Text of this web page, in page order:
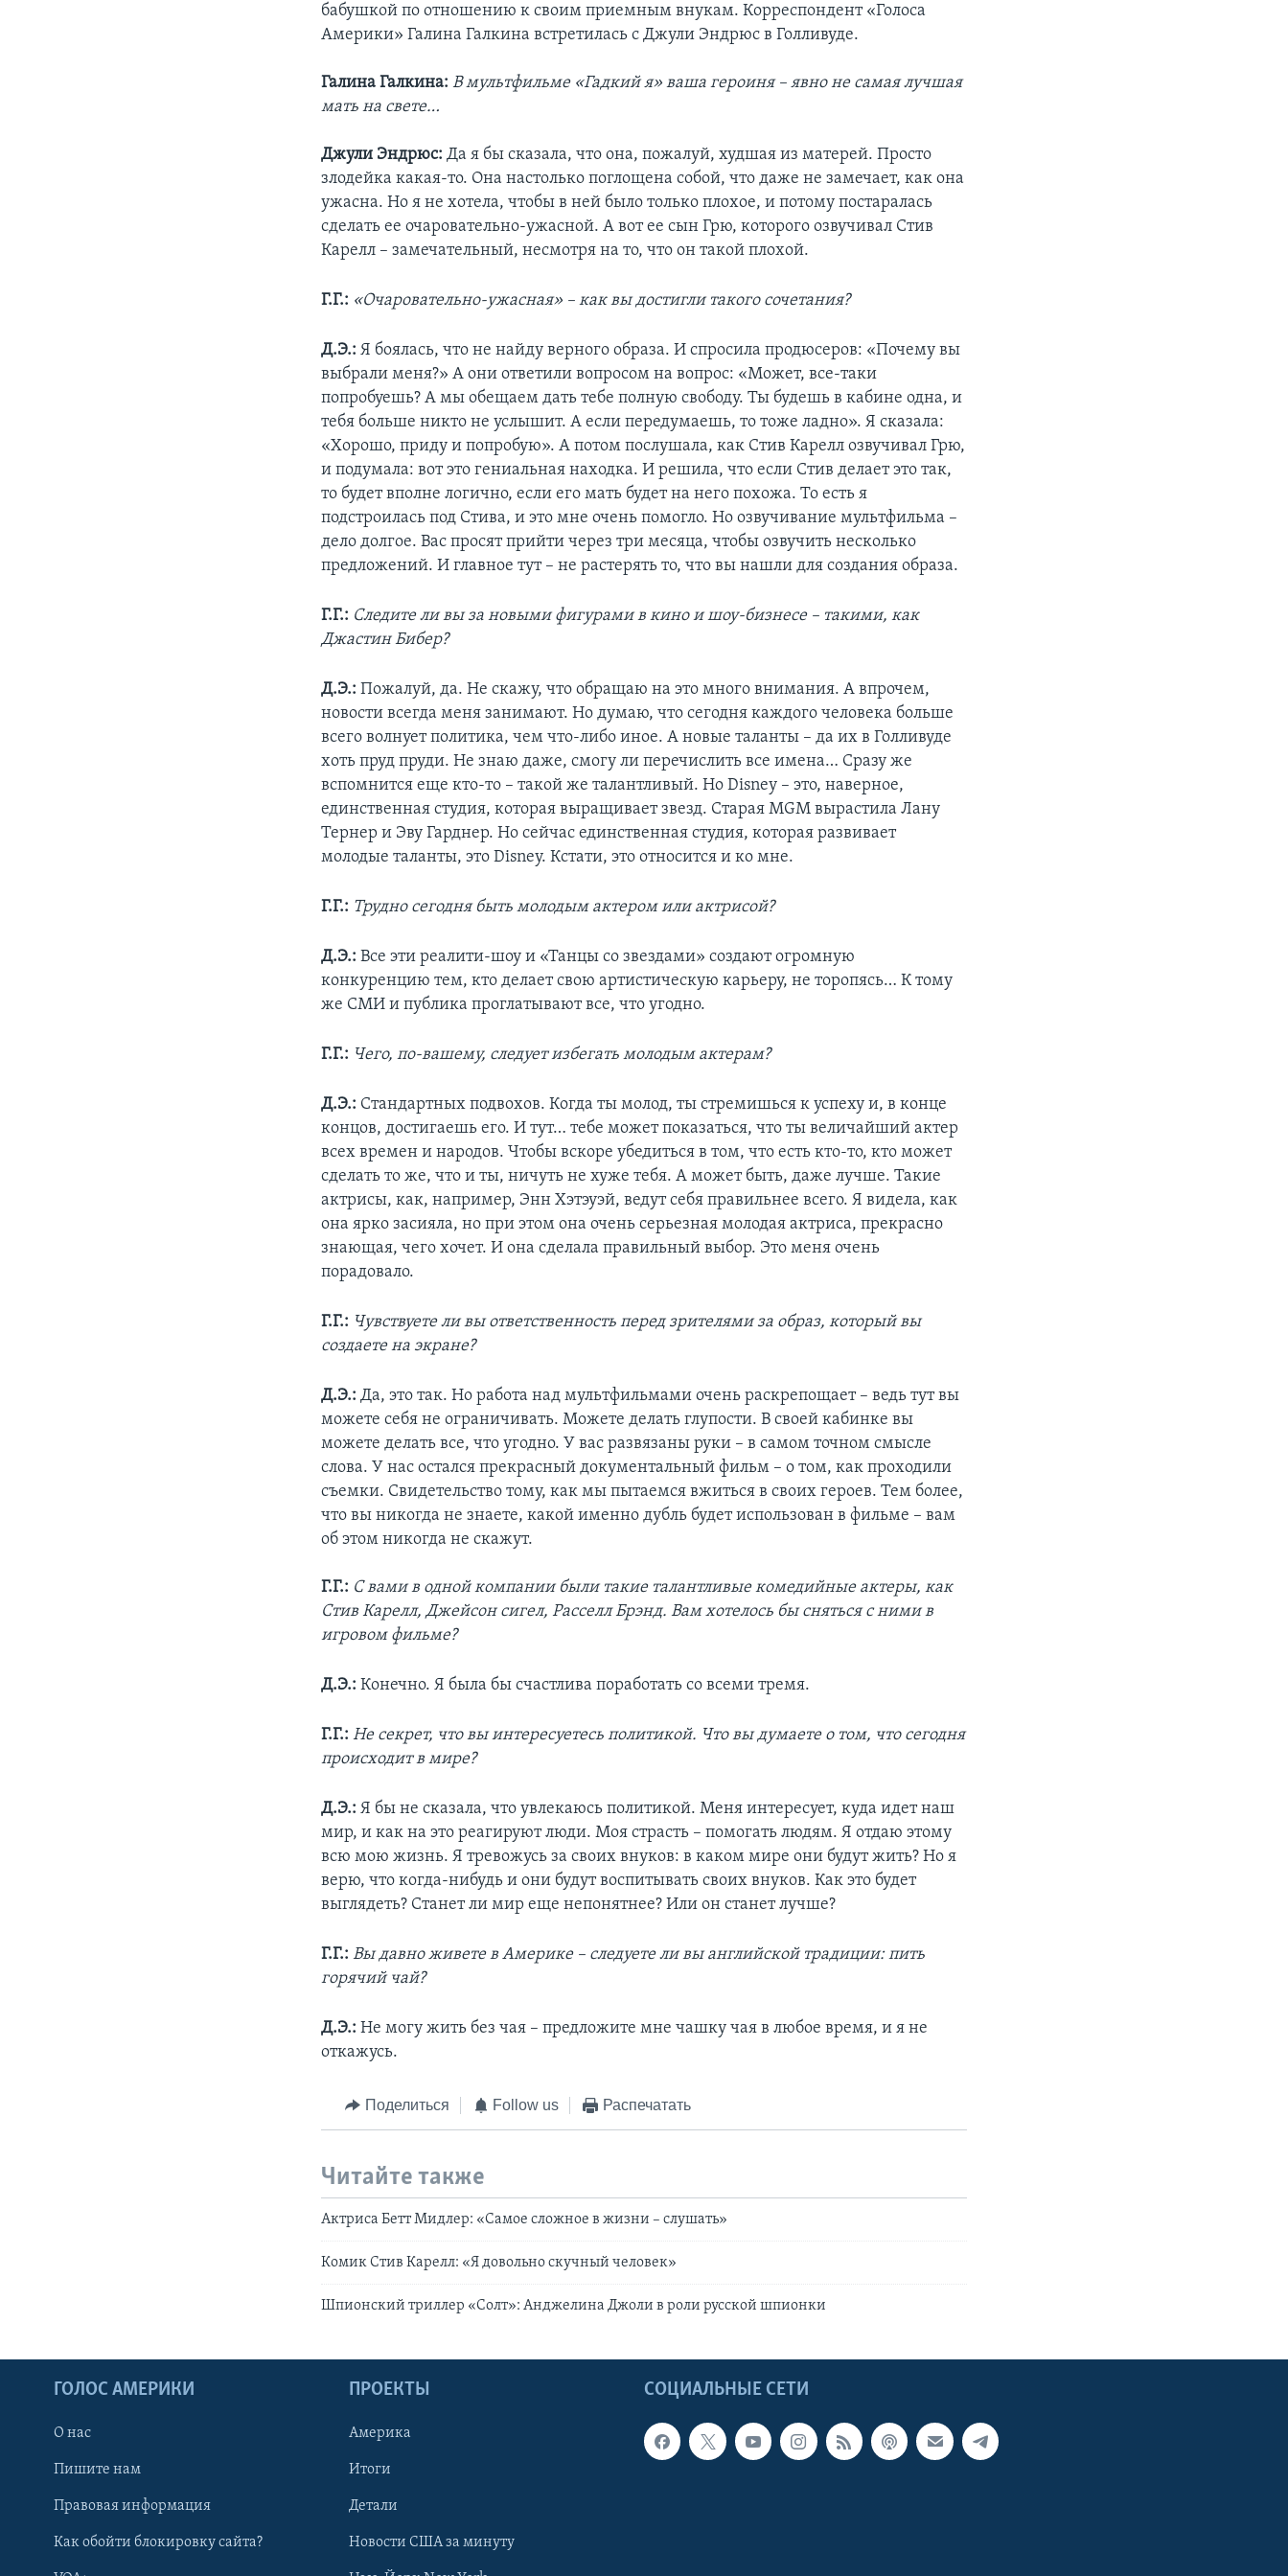
бабушкой по отношению к своим приемным внукам. Корреспондент «Голоса
Америки» Галина Галкина встретилась с Джули Эндрюс в Голливуде.
Галина Галкина:В мультфильме «Гадкий я» ваша героиня – явно не самая лучшая
мать на свете…
Джули Эндрюс:Да я бы сказала, что она, пожалуй, худшая из матерей. Просто
злодейка какая-то. Она настолько поглощена собой, что даже не замечает, как она
ужасна. Но я не хотела, чтобы в ней было только плохое, и потому постаралась
сделать ее очаровательно-ужасной. А вот ее сын Грю, которого озвучивал Стив
Карелл – замечательный, несмотря на то, что он такой плохой.
Г.Г.: «Очаровательно-ужасная» – как вы достигли такого сочетания?
Д.Э.: Я боялась, что не найду верного образа. И спросила продюсеров: «Почему вы
выбрали меня?» А они ответили вопросом на вопрос: «Может, все-таки
попробуешь? А мы обещаем дать тебе полную свободу. Ты будешь в кабине одна, и
тебя больше никто не услышит. А если передумаешь, то тоже ладно». Я сказала:
«Хорошо, приду и попробую». А потом послушала, как Стив Карелл озвучивал Грю,
и подумала: вот это гениальная находка. И решила, что если Стив делает это так,
то будет вполне логично, если его мать будет на него похожа. То есть я
подстроилась под Стива, и это мне очень помогло. Но озвучивание мультфильма –
дело долгое. Вас просят прийти через три месяца, чтобы озвучить несколько
предложений. И главное тут – не растерять то, что вы нашли для создания образа.
Г.Г.: Следите ли вы за новыми фигурами в кино и шоу-бизнесе – такими, как
Джастин Бибер?
Д.Э.: Пожалуй, да. Не скажу, что обращаю на это много внимания. А впрочем,
новости всегда меня занимают. Но думаю, что сегодня каждого человека больше
всего волнует политика, чем что-либо иное. А новые таланты – да их в Голливуде
хоть пруд пруди. Не знаю даже, смогу ли перечислить все имена… Сразу же
вспомнится еще кто-то – такой же талантливый. Но Disney – это, наверное,
единственная студия, которая выращивает звезд. Старая MGM вырастила Лану
Тернер и Эву Гарднер. Но сейчас единственная студия, которая развивает
молодые таланты, это Disneу. Кстати, это относится и ко мне.
Г.Г.: Трудно сегодня быть молодым актером или актрисой?
Д.Э.: Все эти реалити-шоу и «Танцы со звездами» создают огромную
конкуренцию тем, кто делает свою артистическую карьеру, не торопясь… К тому
же СМИ и публика проглатывают все, что угодно.
Г.Г.: Чего, по-вашему, следует избегать молодым актерам?
Д.Э.: Стандартных подвохов. Когда ты молод, ты стремишься к успеху и, в конце
концов, достигаешь его. И тут… тебе может показаться, что ты величайший актер
всех времен и народов. Чтобы вскоре убедиться в том, что есть кто-то, кто может
сделать то же, что и ты, ничуть не хуже тебя. А может быть, даже лучше. Такие
актрисы, как, например, Энн Хэтэуэй, ведут себя правильнее всего. Я видела, как
она ярко засияла, но при этом она очень серьезная молодая актриса, прекрасно
знающая, чего хочет. И она сделала правильный выбор. Это меня очень
порадовало.
Г.Г.: Чувствуете ли вы ответственность перед зрителями за образ, который вы
создаете на экране?
Д.Э.: Да, это так. Но работа над мультфильмами очень раскрепощает – ведь тут вы
можете себя не ограничивать. Можете делать глупости. В своей кабинке вы
можете делать все, что угодно. У вас развязаны руки – в самом точном смысле
слова. У нас остался прекрасный документальный фильм – о том, как проходили
съемки. Свидетельство тому, как мы пытаемся вжиться в своих героев. Тем более,
что вы никогда не знаете, какой именно дубль будет использован в фильме – вам
об этом никогда не скажут.
Г.Г.: С вами в одной компании были такие талантливые комедийные актеры, как
Стив Карелл, Джейсон сигел, Расселл Брэнд. Вам хотелось бы сняться с ними в
игровом фильме?
Д.Э.: Конечно. Я была бы счастлива поработать со всеми тремя.
Г.Г.: Не секрет, что вы интересуетесь политикой. Что вы думаете о том, что сегодня
происходит в мире?
Д.Э.:Я бы не сказала, что увлекаюсь политикой. Меня интересует, куда идет наш
мир, и как на это реагируют люди. Моя страсть – помогать людям. Я отдаю этому
всю мою жизнь. Я тревожусь за своих внуков: в каком мире они будут жить? Но я
верю, что когда-нибудь и они будут воспитывать своих внуков. Как это будет
выглядеть? Станет ли мир еще непонятнее? Или он станет лучше?
Г.Г.: Вы давно живете в Америке – следуете ли вы английской традиции: пить
горячий чай?
Д.Э.: Не могу жить без чая – предложите мне чашку чая в любое время, и я не
откажусь.
Поделиться Follow us Распечатать
Читайте также
Актриса Бетт Мидлер: «Самое сложное в жизни – слушать»
Комик Стив Карелл: «Я довольно скучный человек»
Шпионский триллер «Солт»: Анджелина Джоли в роли русской шпионки
СОЦИАЛЬНЫЕ СЕТИ
ГОЛОС АМЕРИКИ
О нас
Пишите нам
Правовая информация
Как обойти блокировку сайта?
ПРОЕКТЫ
Америка
Итоги
Детали
Новости США за минуту